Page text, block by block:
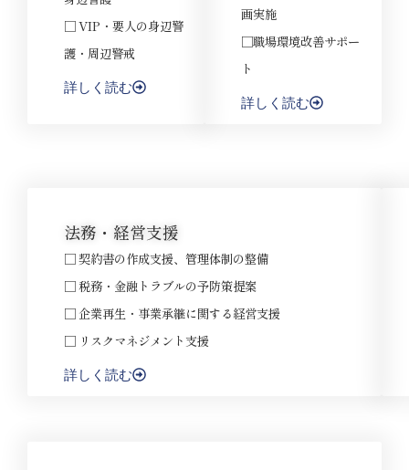
□ VIP・要人の身辺警
護・周辺警戒
詳しく読む
画実施
□職場環境改善サポー
ト
詳しく読む
法務・経営支援
□ 契約書の作成支援、管理体制の整備
□ 税務・金融トラブルの予防策提案
□ 企業再生・事業承継に関する経営支援
□ リスクマネジメント支援
詳しく読む